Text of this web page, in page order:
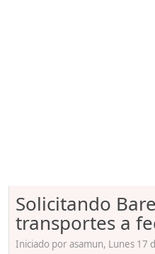
Solicitando
transportes a
Iniciado por asamun, Lunes 17